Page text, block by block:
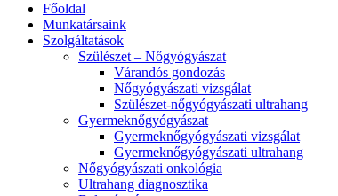
Főoldal
Munkatársaink
Szolgáltatások
Szülészet – Nőgyógyászat
Várandós gondozás
Nőgyógyászati vizsgálat
Szülészet-nőgyógyászati ultrahang
Gyermeknőgyógyászat
Gyermeknőgyógyászati vizsgálat
Gyermeknőgyógyászati ultrahang
Nőgyógyászati onkológia
Ultrahang diagnosztika